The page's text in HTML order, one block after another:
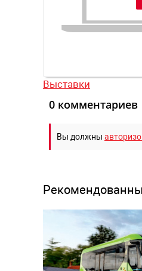
Выставки
0 комментариев
Вы должны